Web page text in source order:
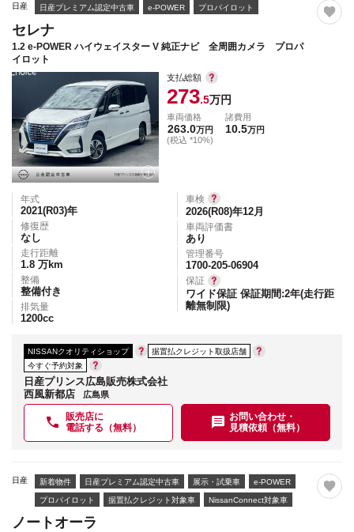
日産 日産プレミアム認定中古車 e-POWER プロパイロット
セレナ
1.2 e-POWER ハイウェイスター V 純正ナビ 全周囲カメラ プロパ
イロット
支払総額
273.5万円
車両価格
263.0万円
(税込 *10%)
諸費用
10.5万円
年式
2021(R03)年
修復歴
なし
走行距離
1.8 万km
整備
整備付き
排気量
1200cc
車検
2026(R08)年12月
車両評価書
あり
管理番号
1700-205-06904
保証
ワイド保証 保証期間:2年(走行距
離無制限)
NISSANクオリティショップ
据置払クレジット取扱店舗
今すぐ予約対象
日産プリンス広島販売株式会社
西風新都店
広島県
販売店に
電話する（無料）
お問い合わせ・
見積依頼（無料）
日産 新着物件 日産プレミアム認定中古車 展示・試乗車 e-POWER
プロパイロット 据置払クレジット対象車 NissanConnect対象車
ノートオーラ